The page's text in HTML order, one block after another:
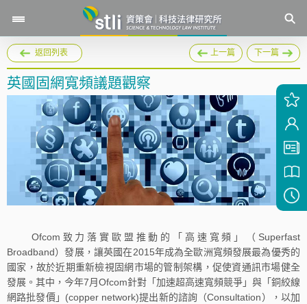
返回列表 上一篇 下一篇
英國固網寬頻議題觀察
Ofcom致力落實歐盟推動的「高速寬頻」（Superfast
Broadband）發展，讓英國在2015年成為全歐洲寬頻發展最為優秀的
國家，故於近期重新檢視固網市場的管制架構，促使資通訊市場健全
發展。其中，今年7月Ofcom針對「加速超高速寬頻競爭」與「銅絞線
網路批發價」(copper network)提出新的諮詢（Consultation），以加